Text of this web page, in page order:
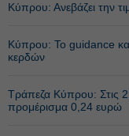
Κύπρου: Ανεβάζει την
Κύπρου: Το guidance
κερδών
Τράπεζα Κύπρου: Στις
προμέρισμα 0,24 ευρώ